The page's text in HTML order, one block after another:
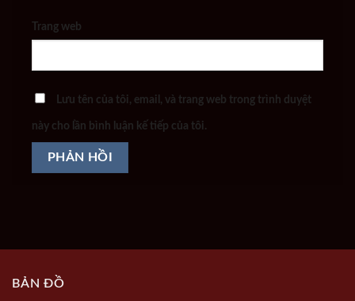
Trang web
Lưu tên của tôi, email, và trang web trong trình duyệt
này cho lần bình luận kế tiếp của tôi.
BẢN ĐỒ